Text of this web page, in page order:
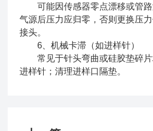
可能因传感器零点漂移或管路
气源后压力应归零，否则更换压
接头。
6、机械卡滞（如进样针）
常见于针头弯曲或硅胶垫碎片
进样针；清理进样口隔垫。